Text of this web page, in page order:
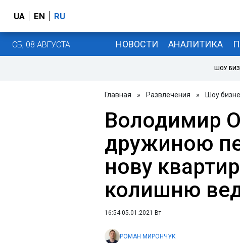
UA EN RU
СБ, 08 АВГУСТА НОВОСТИ АНАЛИТИКА
ШОУ
Главная » Развлечения » Шоу
Володимир
дружиною
нову
колишню
16:54 05.01.2021 Вт
РОМАН МИРОНЧУК